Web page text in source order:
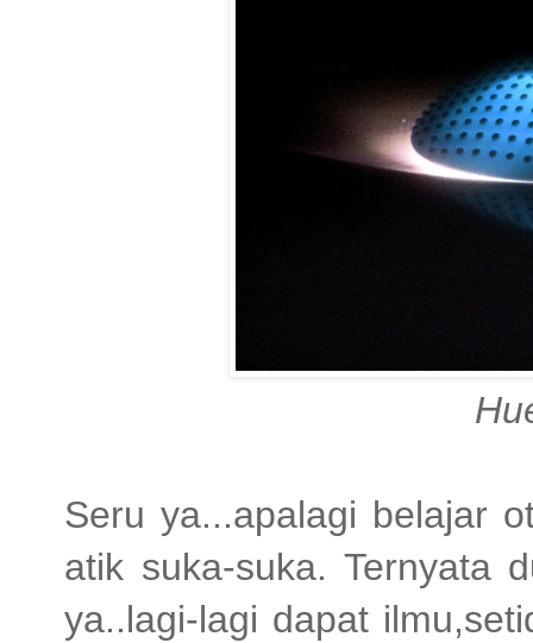
Seru ya...apalagi belajar
atik suka-suka. Ternyata
ya..lagi-lagi dapat